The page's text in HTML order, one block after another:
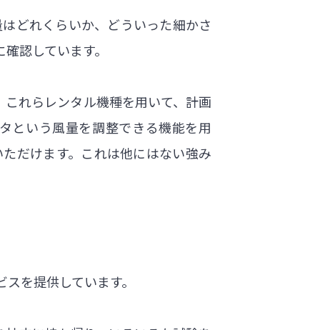
どれくらいか、どういった細かさ
認しています。
れらレンタル機種を用いて、計画
という風量を調整できる機能を用
だけます。これは他にはない強み
を提供しています。